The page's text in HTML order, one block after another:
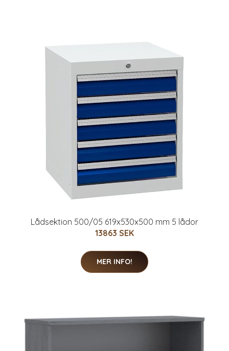
Lådsektion 500/05 619x530x500 mm 5 lådor
13863 SEK
MER INFO!